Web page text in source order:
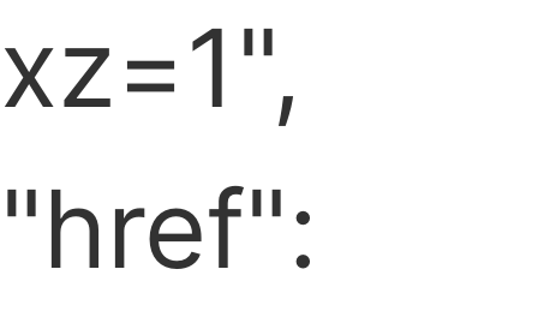
xz=1",
"href":